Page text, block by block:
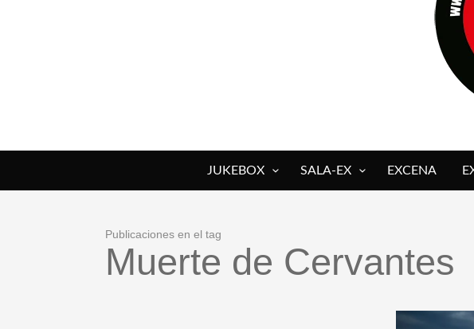
MILITARES JUDÍAS EN
D’BALDOMEROS
MARSHALL FLASH
JOFRE BARDAGÍ EN
JUKEBOX SALA-EX EXCENA
Publicaciones en el tag
Muerte de Cervantes